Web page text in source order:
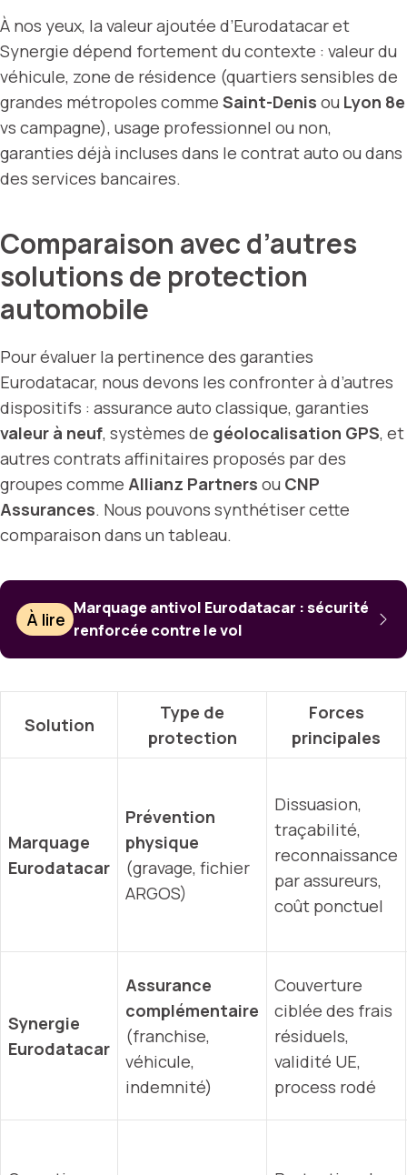
À nos yeux, la valeur ajoutée d’Eurodatacar et
Synergie dépend fortement du contexte : valeur du
véhicule, zone de résidence (quartiers sensibles de
grandes métropoles comme Saint-Denis ou Lyon 8e
vs campagne), usage professionnel ou non,
garanties déjà incluses dans le contrat auto ou dans
des services bancaires.
Comparaison avec d’autres
solutions de protection
automobile
Pour évaluer la pertinence des garanties
Eurodatacar, nous devons les confronter à d’autres
dispositifs : assurance auto classique, garanties
valeur à neuf, systèmes de géolocalisation GPS, et
autres contrats affinitaires proposés par des
groupes comme Allianz Partners ou CNP
Assurances. Nous pouvons synthétiser cette
comparaison dans un tableau.
À lire
Marquage antivol Eurodatacar : sécurité
renforcée contre le vol
Solution
Type de
protection
Forces
principales
Marquage
Eurodatacar
Prévention
physique
(gravage, fichier
ARGOS)
Dissuasion,
traçabilité,
reconnaissance
par assureurs,
coût ponctuel
Synergie
Eurodatacar
Assurance
complémentaire
(franchise,
véhicule,
indemnité)
Couverture
ciblée des frais
résiduels,
validité UE,
process rodé